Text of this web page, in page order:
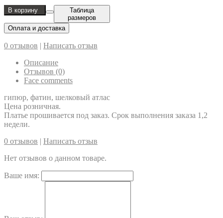
В корзину
Таблица
размеров
Оплата и доставка
0 отзывов | Написать отзыв
Описание
Отзывов (0)
Face comments
гипюр, фатин, шелковый атлас
Цена розничная.
Платье прошивается под заказ. Срок выполнения заказа 1,2
недели.
0 отзывов | Написать отзыв
Нет отзывов о данном товаре.
Ваше имя: